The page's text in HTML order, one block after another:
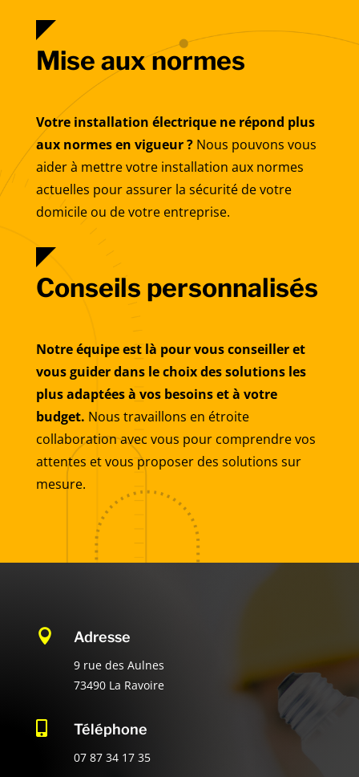
Mise aux normes
Votre installation électrique ne répond plus
aux normes en vigueur ?Nous pouvons vous
aider à mettre votre installation aux normes
actuelles pour assurer la sécurité de votre
domicile ou de votre entreprise.
Conseils personnalisés
Notre équipe est là pour vous conseiller et
vous guider dans le choix des solutions les
plus adaptées à vos besoins et à votre
budget. Nous travaillons en étroite
collaboration avec vous pour comprendre vos
attentes et vous proposer des solutions sur
mesure.
 Adresse
9 rue des Aulnes
73490 La Ravoire
 Téléphone
07 87 34 17 35